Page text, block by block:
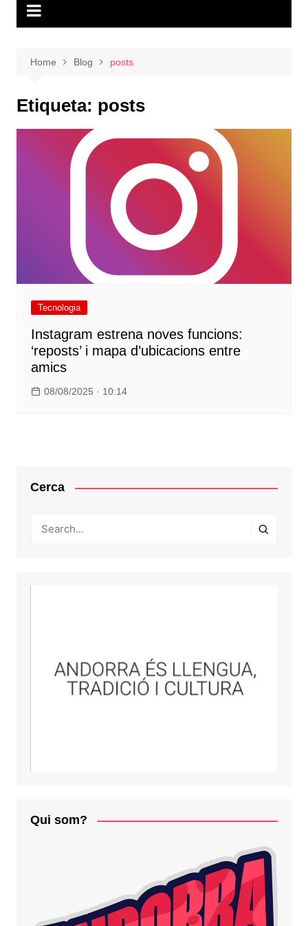
Home Blog posts
Etiqueta: posts
Tecnologia
Instagram estrena noves funcions:
‘reposts’ i mapa d’ubicacions entre
amics
08/08/2025 · 10:14
Cerca
Qui som?